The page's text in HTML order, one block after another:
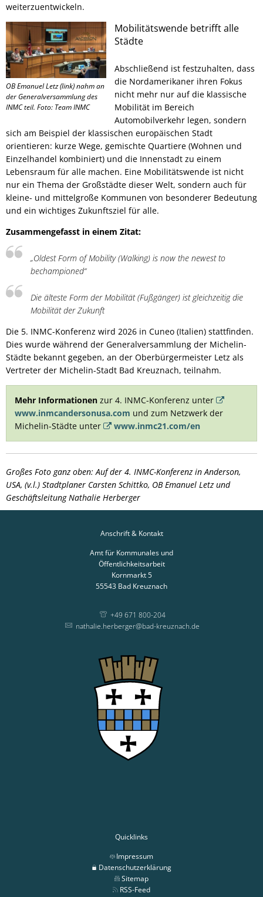
weiterzuentwickeln.
OB Emanuel Letz (link) nahm an
der Generalversammlung des
INMC teil. Foto: Team INMC
Mobilitätswende betrifft alle
Städte
Abschließend ist festzuhalten, dass
die Nordamerikaner ihren Fokus
nicht mehr nur auf die klassische
Mobilität im Bereich
Automobilverkehr legen, sondern
sich am Beispiel der klassischen europäischen Stadt
orientieren: kurze Wege, gemischte Quartiere (Wohnen und
Einzelhandel kombiniert) und die Innenstadt zu einem
Lebensraum für alle machen. Eine Mobilitätswende ist nicht
nur ein Thema der Großstädte dieser Welt, sondern auch für
kleine- und mittelgroße Kommunen von besonderer Bedeutung
und ein wichtiges Zukunftsziel für alle.
Zusammengefasst in einem Zitat:
„Oldest Form of Mobility (Walking) is now the newest to
bechampioned“
Die älteste Form der Mobilität (Fußgänger) ist gleichzeitig die
Mobilität der Zukunft
Die 5. INMC-Konferenz wird 2026 in Cuneo (Italien) stattfinden.
Dies wurde während der Generalversammlung der Michelin-
Städte bekannt gegeben, an der Oberbürgermeister Letz als
Vertreter der Michelin-Stadt Bad Kreuznach, teilnahm.
Mehr Informationen zur 4. INMC-Konferenz unter
www.inmcandersonusa.com und zum Netzwerk der
Michelin-Städte unter
www.inmc21.com/en
Großes Foto ganz oben: Auf der 4. INMC-Konferenz in Anderson,
USA, (v.l.) Stadtplaner Carsten Schittko, OB Emanuel Letz und
Geschäftsleitung Nathalie Herberger
Anschrift & Kontakt
Amt für Kommunales und
Öffentlichkeitsarbeit
Kornmarkt 5
55543 Bad Kreuznach
+49 671 800-204
nathalie.herberger@bad-kreuznach.de
Quicklinks
Impressum
Datenschutzerklärung
Sitemap
RSS-Feed